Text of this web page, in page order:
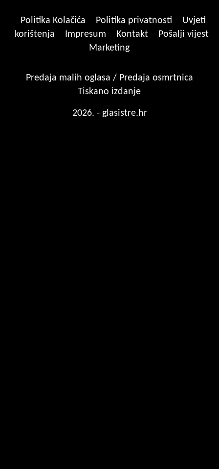
Politika Kolačića Politika privatnosti
Uvjeti
korištenja
Impresum Kontakt
Pošalji vijest
Marketing
Predaja malih oglasa / Predaja osmrtnica
Tiskano izdanje
2026. - glasistre.hr